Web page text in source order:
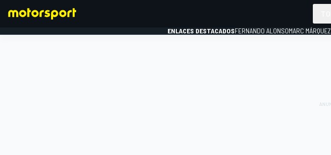
ENLACES DESTACADOSFERNANDO ALONSOMARC MÁRQUEZ